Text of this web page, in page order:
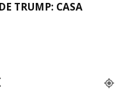
TRUMP: CASA